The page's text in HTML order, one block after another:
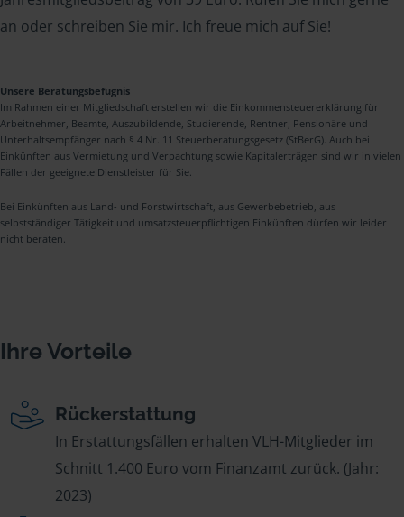
an oder schreiben Sie mir. Ich freue mich auf Sie!
Unsere Beratungsbefugnis
Im Rahmen einer Mitgliedschaft erstellen wir die Einkommensteuererklärung für
Arbeitnehmer, Beamte, Auszubildende, Studierende, Rentner, Pensionäre und
Unterhaltsempfänger nach § 4 Nr. 11 Steuerberatungsgesetz (StBerG). Auch bei
Einkünften aus Vermietung und Verpachtung sowie Kapitalerträgen sind wir in vielen
Fällen der geeignete Dienstleister für Sie.
Bei Einkünften aus Land- und Forstwirtschaft, aus Gewerbebetrieb, aus
selbstständiger Tätigkeit und umsatzsteuerpflichtigen Einkünften dürfen wir leider
nicht beraten.
Ihre Vorteile
Rückerstattung
In Erstattungsfällen erhalten VLH-Mitglieder im
Schnitt 1.400 Euro vom Finanzamt zurück. (Jahr:
2023)